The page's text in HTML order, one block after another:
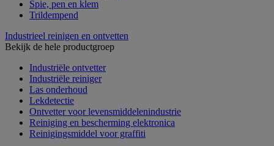
Spie, pen en klem
Trildempend
Industrieel reinigen en ontvetten
Bekijk de hele productgroep
Industriële ontvetter
Industriële reiniger
Las onderhoud
Lekdetectie
Ontvetter voor levensmiddelenindustrie
Reiniging en bescherming elektronica
Reinigingsmiddel voor graffiti